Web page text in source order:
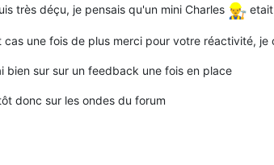
très déçu, je pensais qu'un mini Charles
cas une fois de plus merci pour votre réactivité,
bien sur sur un feedback une fois en place
donc sur les ondes du forum